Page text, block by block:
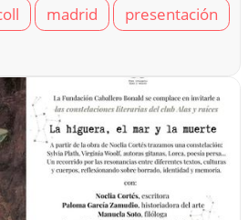
madrid
presentación